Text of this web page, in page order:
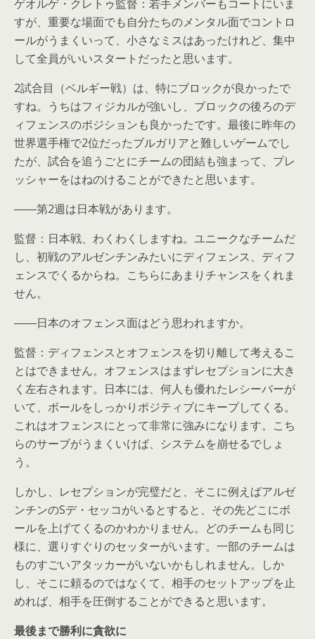
ゲオルゲ・クレトゥ監督：若手メンバーもコートにいま
すが、重要な場面でも自分たちのメンタル面でコントロ
ールがうまくいって、小さなミスはあったけれど、集中
して全員がいいスタートだったと思います。
2試合目（ベルギー戦）は、特にブロックが良かったで
すね。うちはフィジカルが強いし、ブロックの後ろのデ
ィフェンスのポジションも良かったです。最後に昨年の
世界選手権で2位だったブルガリアと難しいゲームでし
たが、試合を追うごとにチームの団結も強まって、プレ
ッシャーをはねのけることができたと思います。
――第2週は日本戦があります。
監督：日本戦、わくわくしますね。ユニークなチームだ
し、初戦のアルゼンチンみたいにディフェンス、ディフ
ェンスでくるからね。こちらにあまりチャンスをくれま
せん。
――日本のオフェンス面はどう思われますか。
監督：ディフェンスとオフェンスを切り離して考えるこ
とはできません。オフェンスはまずレセプションに大き
く左右されます。日本には、何人も優れたレシーバーが
いて、ボールをしっかりポジティブにキープしてくる。
これはオフェンスにとって非常に強みになります。こち
らのサーブがうまくいけば、システムを崩せるでしょ
う。
しかし、レセプションが完璧だと、そこに例えばアルゼ
ンチンのSデ・セッコがいるとすると、その先どこにボ
ールを上げてくるのかわかりません。どのチームも同じ
様に、選りすぐりのセッターがいます。一部のチームは
ものすごいアタッカーがいないかもしれません。しか
し、そこに頼るのではなくて、相手のセットアップを止
めれば、相手を圧倒することができると思います。
最後まで勝利に貪欲に